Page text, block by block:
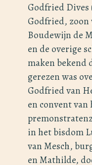
Godfried Dives
Godfried, zoon
Boudewijn de
en de overige
maken bekend
gerezen was
Godfried van
en convent van
in het bisdom
van Mesch,
en Mathilde,